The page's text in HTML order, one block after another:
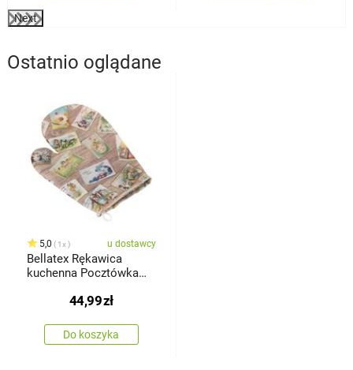
Next
Ostatnio oglądane
5,0 1x u dostawcy
Bellatex Rękawica
kuchenna Pocztówka
44,99zł
Do koszyka